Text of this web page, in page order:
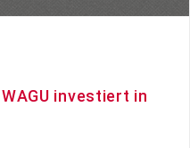
investiert in